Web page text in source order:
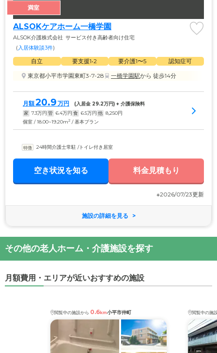
満室
ALSOKケアホーム一橋学園
ALSOK介護株式会社 サービス付き高齢者向け住宅
(入居体験談3件)
自立 要支援1•2 要介護1〜5
認知症可
東京都小平市学園東町3-7-28
一橋学園駅から 徒歩14分
月額20.9 万円 (入居金 29.2万円) + 介護保険料
家 7.3万円 管 6.4万円 食 6.5万円 他 8,250円
個室 / 18.00~19.20m2 / 基本プラン
24時間介護士常駐 /トイレ付き居室
空き状況を知る 料金見積もり
※2026/07/23更新
施設の詳細を見る
その他の老人ホーム・介護施設を探す
月額費用・エリアが近いおすすめの施設
閲覧中の施設から 0.6km小平市仲町 閲覧中の施